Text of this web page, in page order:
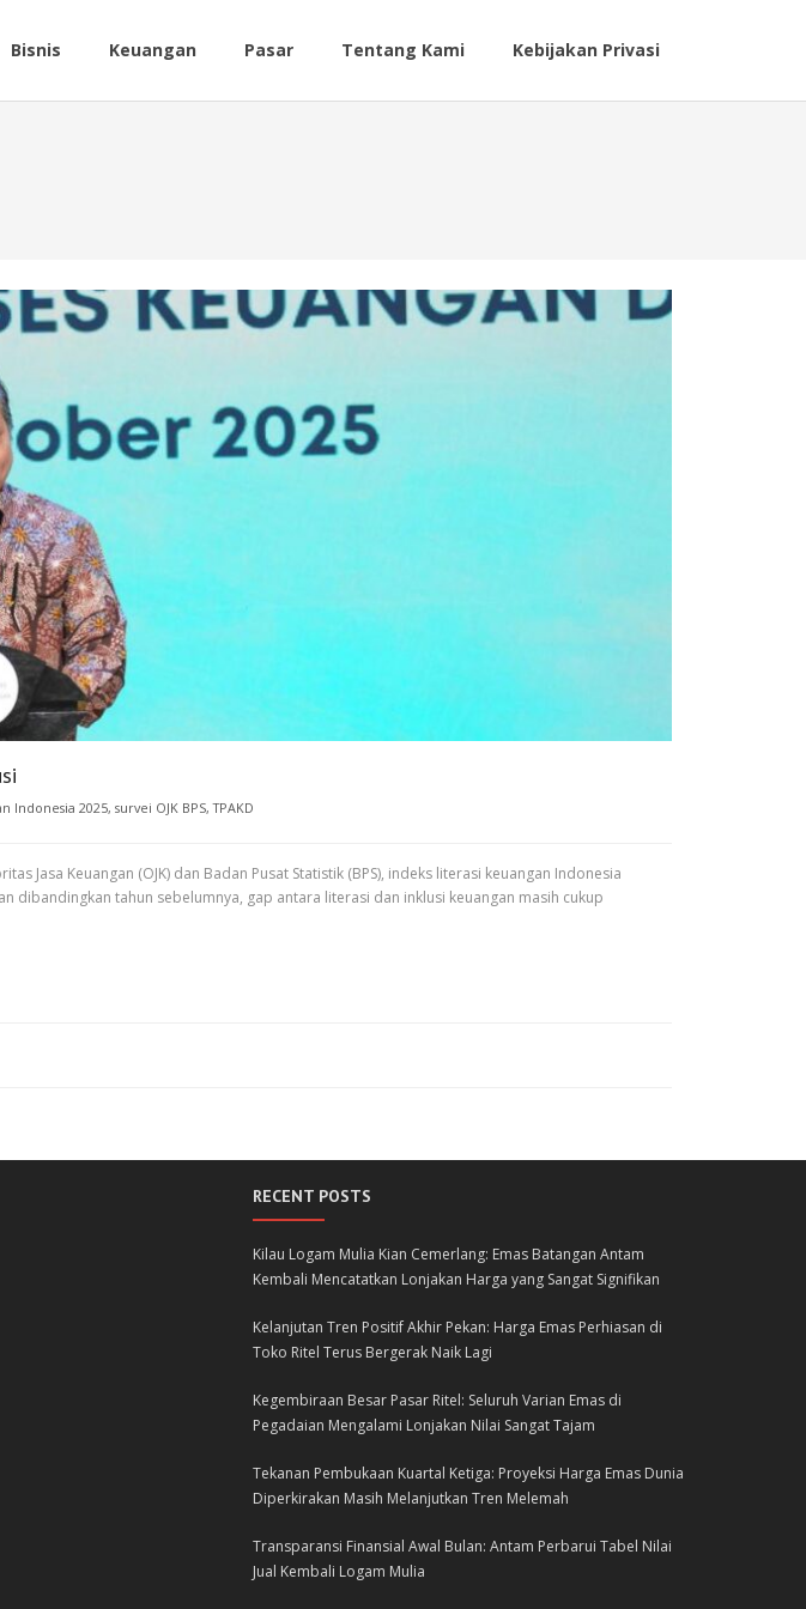
Bisnis Keuangan Pasar Tentang Kami Kebijakan Privasi
Indonesia 2025, survei OJK BPS,TPAKD
Jasa Keuangan (OJK) dan Badan Pusat Statistik (BPS), indeks literasi keuangan Indonesia
dibandingkan tahun sebelumnya, gap antara literasi dan inklusi keuangan masih cukup
RECENT POSTS
Kilau Logam Mulia Kian Cemerlang: Emas Batangan Antam
Kembali Mencatatkan Lonjakan Harga yang Sangat Signifikan
Kelanjutan Tren Positif Akhir Pekan: Harga Emas Perhiasan di
Toko Ritel Terus Bergerak Naik Lagi
Kegembiraan Besar Pasar Ritel: Seluruh Varian Emas di
Pegadaian Mengalami Lonjakan Nilai Sangat Tajam
Tekanan Pembukaan Kuartal Ketiga: Proyeksi Harga Emas Dunia
Diperkirakan Masih Melanjutkan Tren Melemah
Transparansi Finansial Awal Bulan: Antam Perbarui Tabel Nilai
Jual Kembali Logam Mulia